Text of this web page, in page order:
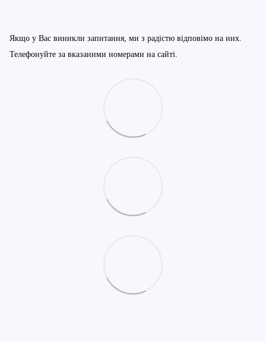
Якщо у Вас виникли запитання, ми з радістю відповімо на них.
Телефонуйте за вказаними номерами на сайті.